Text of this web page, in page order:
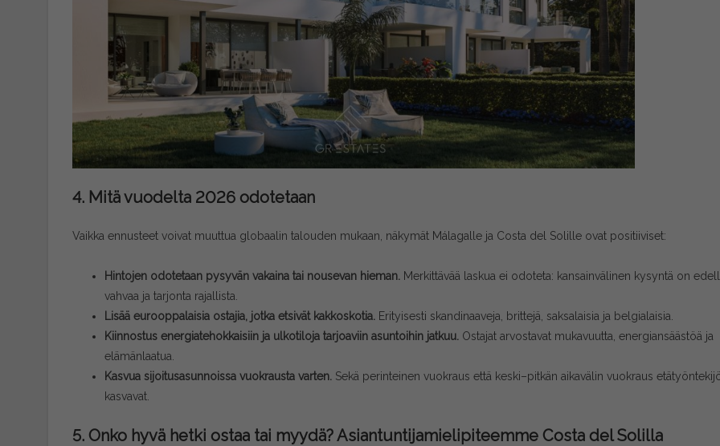
4. Mitä vuodelta 2026 odotetaan
Vaikka ennusteet voivat muuttua globaalin talouden mukaan, näkymät Málagalle ja Costa del Solille ovat positiiviset:
Hintojen odotetaan pysyvän vakaina tai nousevan hieman. Merkittävää laskua ei odoteta: kansainvälinen kysyntä on
vahvaa ja tarjonta rajallista.
Lisää eurooppalaisia ostajia, jotka etsivät kakkoskotia. Erityisesti skandinaaveja, brittejä, saksalaisia ja belgialaisia.
Kiinnostus energiatehokkaisiin ja ulkotiloja tarjoaviin asuntoihin jatkuu. Ostajat arvostavat mukavuutta, energiansäästöä ja
elämänlaatua.
Kasvua sijoitusasunnoissa vuokrausta varten. Sekä perinteinen vuokraus että keski–pitkän aikavälin vuokraus
kasvavat.
5. Onko hyvä hetki ostaa tai myydä? Asiantuntijamielipiteemme Costa del Solilla